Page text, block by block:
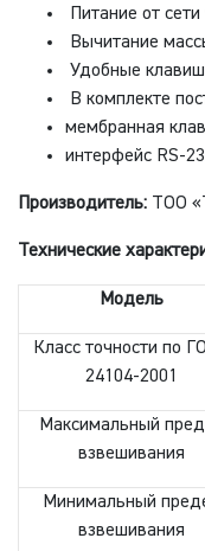
Питание от
Вычитание
Удобные
В комплекте
мембранная
интерфейс RS-
Производитель: ТОО
Технические
Модель
Класс точности по
24104-2001
Максимальный
взвешивания
Минимальный
взвешивания